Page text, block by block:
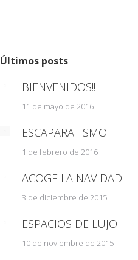
Últimos posts
BIENVENIDOS!!
11 de mayo de 2016
ESCAPARATISMO
1 de febrero de 2016
ACOGE LA NAVIDAD
3 de diciembre de 2015
ESPACIOS DE LUJO
10 de noviembre de 2015